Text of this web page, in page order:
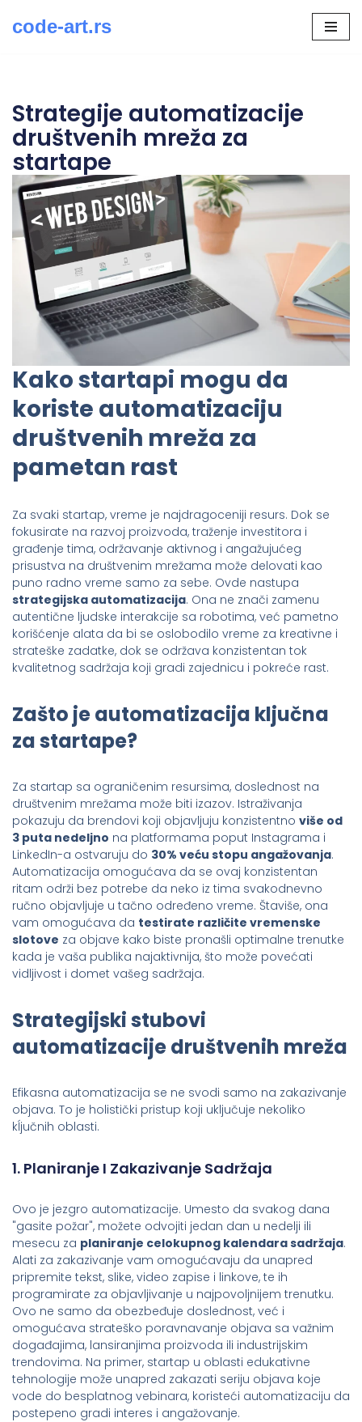
code-art.rs
Strategije automatizacije
društvenih mreža za
startape
Kako startapi mogu da
koriste automatizaciju
društvenih mreža za
pametan rast
Za svaki startap, vreme je najdragoceniji resurs. Dok se
fokusirate na razvoj proizvoda, traženje investitora i
građenje tima, održavanje aktivnog i angažujućeg
prisustva na društvenim mrežama može delovati kao
puno radno vreme samo za sebe. Ovde nastupa
strategijska automatizacija. Ona ne znači zamenu
autentične ljudske interakcije sa robotima, već pametno
korišćenje alata da bi se oslobodilo vreme za kreativne i
strateške zadatke, dok se održava konzistentan tok
kvalitetnog sadržaja koji gradi zajednicu i pokreće rast.
Zašto je automatizacija ključna
za startape?
Za startap sa ograničenim resursima, doslednost na
društvenim mrežama može biti izazov. Istraživanja
pokazuju da brendovi koji objavljuju konzistentno više od
3 puta nedeljno na platformama poput Instagrama i
LinkedIn-a ostvaruju do 30% veću stopu angažovanja.
Automatizacija omogućava da se ovaj konzistentan
ritam održi bez potrebe da neko iz tima svakodnevno
ručno objavljuje u tačno određeno vreme. Štaviše, ona
vam omogućava da testirate različite vremenske
slotove za objave kako biste pronašli optimalne trenutke
kada je vaša publika najaktivnija, što može povećati
vidljivost i domet vašeg sadržaja.
Strategijski stubovi
automatizacije društvenih mreža
Efikasna automatizacija se ne svodi samo na zakazivanje
objava. To je holistički pristup koji uključuje nekoliko
kĺjučnih oblasti.
1. Planiranje I Zakazivanje Sadržaja
Ovo je jezgro automatizacije. Umesto da svakog dana
"gasite požar", možete odvojiti jedan dan u nedelji ili
mesecu za planiranje celokupnog kalendara sadržaja.
Alati za zakazivanje vam omogućavaju da unapred
pripremite tekst, slike, video zapise i linkove, te ih
programirate za objavljivanje u najpovoljnijem trenutku.
Ovo ne samo da obezbeđuje doslednost, već i
omogućava strateško poravnavanje objava sa važnim
događajima, lansiranjima proizvoda ili industrijskim
trendovima. Na primer, startap u oblasti edukativne
tehnologije može unapred zakazati seriju objava koje
vode do besplatnog vebinara, koristeći automatizaciju da
postepeno gradi interes i angažovanje.